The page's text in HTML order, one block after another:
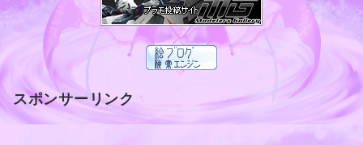
スポンサーリンク